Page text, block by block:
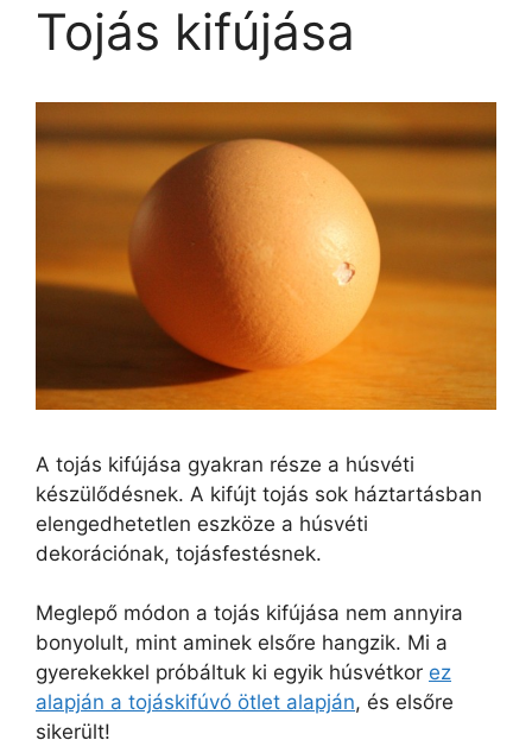
Tojás kifújása
A tojás kifújása gyakran része a húsvéti
készülődésnek. A kifújt tojás sok háztartásban
elengedhetetlen eszköze a húsvéti
dekorációnak, tojásfestésnek.
Meglepő módon a tojás kifújása nem annyira
bonyolult, mint aminek elsőre hangzik. Mi a
gyerekekkel próbáltuk ki egyik húsvétkor ez
alapján a tojáskifúvó ötlet alapján, és elsőre
sikerült!